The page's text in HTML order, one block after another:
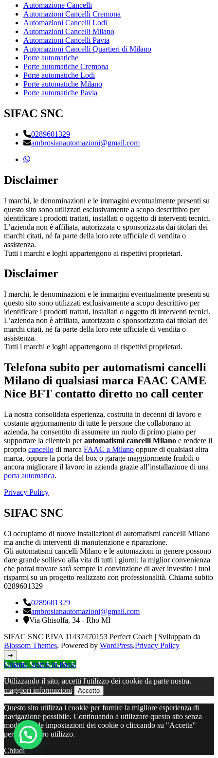
Automazione Cancelli
Automazioni Cancelli Cremona
Automazioni Cancelli Lodi
Automazioni Cancelli Milano
Automazioni Cancelli Pavia
Automazioni Cancelli Quartieri di Milano
Porte automatiche
Porte automatiche Cremona
Porte automatiche Lodi
Porte automatiche Milano
Porte automatiche Pavia
SIFAC SNC
0289601329
ambrosianautomazioni@gmail.com
Disclaimer
I marchi, le denominazioni e le immagini eventualmente presenti su
questo sito sono utilizzati esclusivamente a scopo descrittivo per
identificare i prodotti trattati, installati o oggetto di interventi tecnici.
L’azienda non è affiliata, autorizzata o sponsorizzata dai titolari dei
marchi citati, né fa parte della loro rete ufficiale di vendita o
assistenza.
Tutti i marchi e loghi appartengono ai rispettivi proprietari.
Disclaimer
I marchi, le denominazioni e le immagini eventualmente presenti su
questo sito sono utilizzati esclusivamente a scopo descrittivo per
identificare i prodotti trattati, installati o oggetto di interventi tecnici.
L’azienda non è affiliata, autorizzata o sponsorizzata dai titolari dei
marchi citati, né fa parte della loro rete ufficiale di vendita o
assistenza.
Tutti i marchi e loghi appartengono ai rispettivi proprietari.
Telefona subito per automatismi cancelli
Milano di qualsiasi marca FAAC CAME
Nice BFT contatto diretto no call center
La nostra consolidata esperienza, costruita in decenni di lavoro e
costante aggiornamento di tutte le persone che collaborano in
azienda, ha consentito di assumere un ruolo di primo piano per
supportare la clientela perautomatismi cancelli Milano e rendere il
proprio cancello di marca FAAC a Milano oppure di qualsiasi altra
marca, oppure la porta del box o garage maggiormente fruibili o
ancora migliorare il lavoro in azienda grazie all’installazione di una
porta automatica.
Privacy Policy
SIFAC SNC
Ci occupiamo di nuove installazioni di automatismi cancelli Milano
ma anche di interventi di manutenzione e riparazione.
Gli automatismi cancelli Milano e le automazioni in genere possono
dare grande sollievo alla vita di tutti i giorni; la miglior convenienza
che potrai trovare sarà sempre la convinzione di aver investito i tuoi
risparmi su un progetto realizzato con professionalità. Chiama subito
0289601329
0289601329
ambrosianautomazioni@gmail.com
Via Ghisolfa, 34 - Rho MI
SIFAC SNC P.IVA 11437470153 Perfect Coach | Sviluppato da
Blossom Themes. Powered by WordPress.Privacy Policy
➜
Chiama, siamo in linea!
Utilizzando il sito, accetti l'utilizzo dei cookie da parte nostra.
maggiori informazioni
Accetto
Questo sito utilizza i cookie per fornire la migliore esperienza di
navigazione possibile. Continuando a utilizzare questo sito senza
modificare le impostazioni dei cookie o cliccando su "Accetta"
permetti il loro utilizzo.
Chiudi